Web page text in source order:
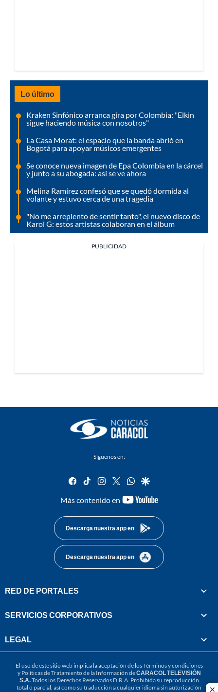
Lo último
Kraken Sinfónico arranca gira por Colombia: "Elkin
sigue haciendo música con nosotros"
La Casa Morat: el espacio que la banda abrió en
Bogotá para apoyar músicos emergentes
Se conoce nueva imagen de Epa Colombia en la cárcel
y junto a su abogada: así se ve ahora
Melina Ramírez confesó que se quedó dormida al
volante y estuvo cerca de una tragedia
"No me arrepiento de sentir tanto", el nuevo disco de
Karol G: estos artistas colaboran en el álbum
PUBLICIDAD
Síguenos en:
facebook
tiktok instagram
twitterwhatsapp
google
Más contenido en
youtube-
Descarga nuestra app en
Descarga nuestra app en
RED DE PORTALES
SERVICIOS CORPORATIVOS
LEGAL
El uso de este sitio web implica la aceptación de losTérminos y condiciones
y Políticas de Tratamiento de la Información deCARACOL TELEVISIÓN
S.A.Todos los Derechos Reservados D.R.A. Prohibida su reproducción
total o parcial, así como su traducción a cualquier idioma sin autorización